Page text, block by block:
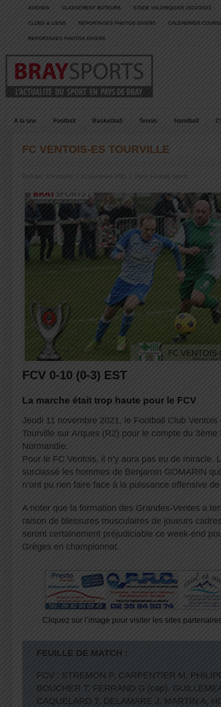
AGENDA CLASSEMENT BUTEURS STADE VALERIQUAIS 2022/2023
CLUBS & LIENS REPORTAGES PHOTOS DIVERS CALENDRIER
REPORTAGES PHOTOS DIVERS
A la une Football Basketball Tennis Handball
FC VENTOIS-ES TOURVILLE
Écrit par : Christophe 12 novembre 2021 Dans : Football Sports
FCV 0-10 (0-3) EST
La marche était trop haute pour le FCV
Jeudi 11 novembre 2021, le Football Club Ventois
Tourville sur Arques (R2) pour le compte du
Normandie.
Pour le FC Ventois, il n’y aura pas eu de miracle.
surclassé les hommes de Benjamin GOMARIN
n’ont pu rien faire face à la puissance offensive de
A noter que la formation des Grandes-Ventes a
raison de blessures musculaires de joueurs
seront certainement préjudiciable ce week-end
Grèges en championnat.
Cliquez sur l’image pour visiter les sites
FEUILLE DE MATCH :
FCV : STREMON P, CARPENTIER M,
BOUCHER T, FERRAND G (cap),
CAQUELARD T, DELAMARE J, MARTIN A,